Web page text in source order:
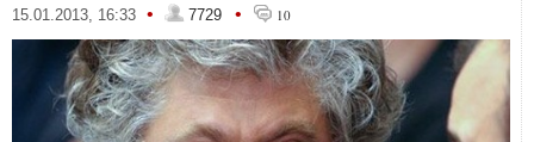
15.01.2013, 16:33 • 7729 • 10